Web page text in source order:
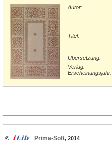
Autor:
Titel:
Übersetzung:
Verlag:
Erscheinungsjahr:
© Prima-Soft, 2014